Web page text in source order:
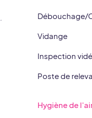
Débouchage/
Vidange
Inspection
Poste de
Hygiène de